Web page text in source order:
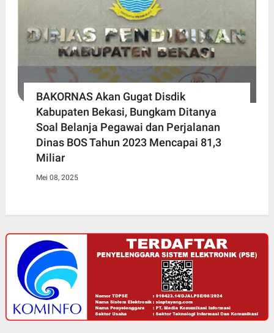
BAKORNAS Akan Gugat Disdik
Kabupaten Bekasi, Bungkam Ditanya
Soal Belanja Pegawai dan Perjalanan
Dinas BOS Tahun 2023 Mencapai 81,3
Miliar
Mei 08, 2025